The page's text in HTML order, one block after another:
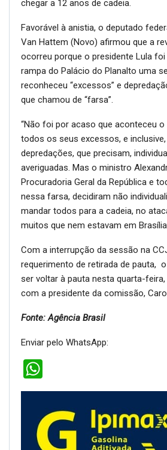
chegar a 12 anos de cadeia.
Favorável à anistia, o deputado
Van Hattem (Novo) afirmou que a
ocorreu porque o presidente Lula
rampa do Palácio do Planalto uma
reconheceu “excessos” e
que chamou de “farsa”.
“Não foi por acaso que aconteceu o
todos os seus excessos, e
depredações, que precisam,
averiguadas. Mas o ministro
Procuradoria Geral da República e
nessa farsa, decidiram não
mandar todos para a cadeia, no
muitos que nem estavam em
Com a interrupção da sessão na
requerimento de retirada de pauta,
ser voltar à pauta nesta quarta-
com a presidente da comissão,
Fonte: Agência Brasil
Enviar pelo WhatsApp: